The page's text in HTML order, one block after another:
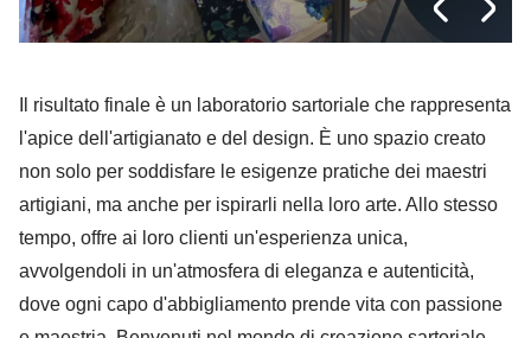
Il risultato finale è un laboratorio sartoriale che rappresenta
l'apice dell'artigianato e del design. È uno spazio creato
non solo per soddisfare le esigenze pratiche dei maestri
artigiani, ma anche per ispirarli nella loro arte. Allo stesso
tempo, offre ai loro clienti un'esperienza unica,
avvolgendoli in un'atmosfera di eleganza e autenticità,
dove ogni capo d'abbigliamento prende vita con passione